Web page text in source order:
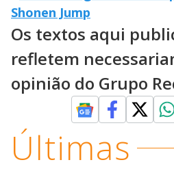
Shonen Jump
Os textos aqui
refletem
opinião do Grupo
Últimas